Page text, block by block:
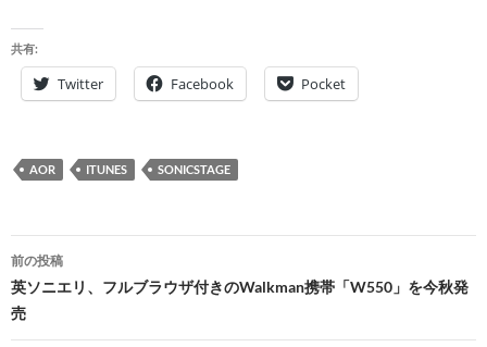
共有:
Twitter Facebook Pocket
AOR ITUNES SONICSTAGE
投
稿
ナ
前の投稿
英ソニエリ、フルブラウザ付きのWalkman携帯「W550」を今秋発
売